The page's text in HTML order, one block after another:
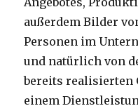
außerdem Bilder
Personen im
und natürlich von
bereits realisierten
einem